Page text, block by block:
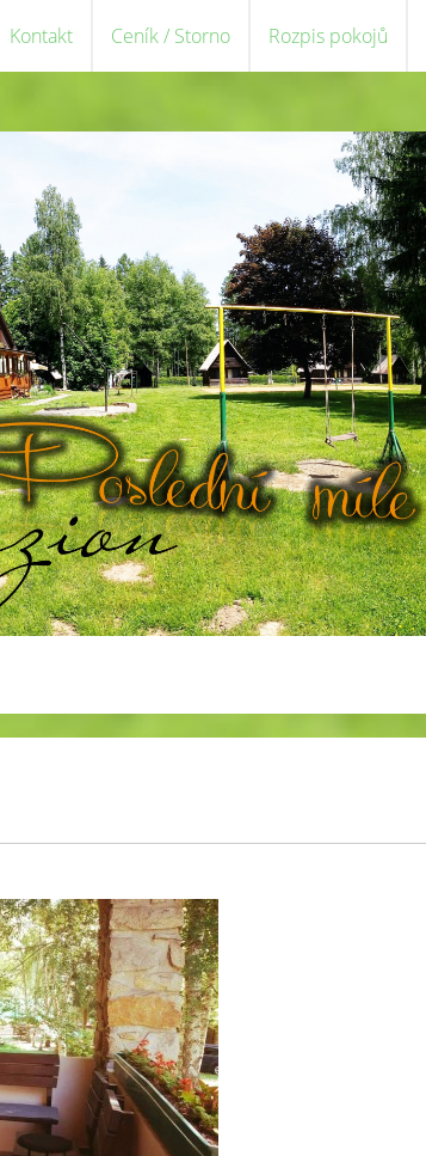
Kontakt Ceník / Storno Rozpis pokojů